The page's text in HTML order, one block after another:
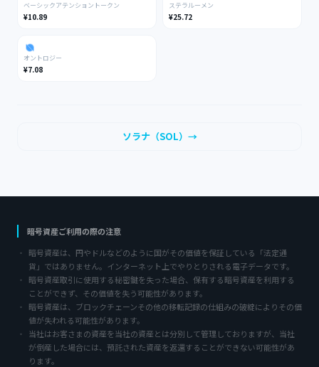
ベーシックアテンショントークン
¥10.89
ステラルーメン
¥25.72
オントロジー
¥7.08
ソラナ（SOL）→
暗号資産ご利用の際の注意
暗号資産は、円やドルなどのように国がその価値を保証している「法定通
貨」ではありません。インターネット上でやりとりされる電子データです。
暗号資産取引に使用する秘密鍵を失った場合、保有する暗号資産を利用する
ことができず、その価値を失う可能性があります。
暗号資産は、ブロックチェーンその他の移転記録の仕組みの破綻によりその価
値が失われる可能性があります。
当社はお客さまの資産を当社の資産とは分別して管理しておりますが、当社
が倒産した場合には、預託された資産を返還することができない可能性があ
ります。